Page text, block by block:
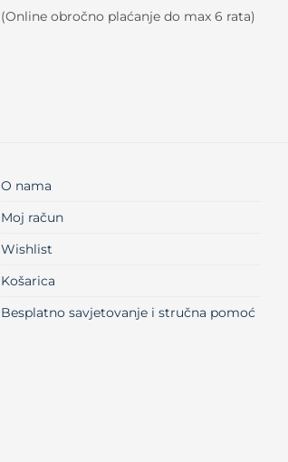
(Online obročno plaćanje do max 6 rata)
O nama
Moj račun
Wishlist
Košarica
Besplatno savjetovanje i stručna pomoć